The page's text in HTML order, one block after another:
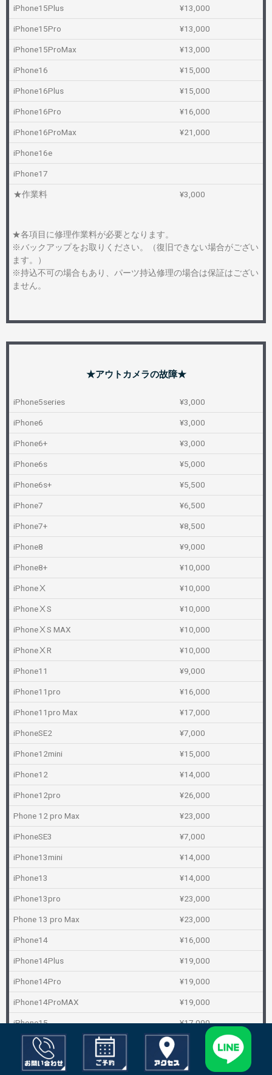
iPhone15Plus ¥13,000
iPhone15Pro ¥13,000
iPhone15ProMax ¥13,000
iPhone16 ¥15,000
iPhone16Plus ¥15,000
iPhone16Pro ¥16,000
iPhone16ProMax ¥21,000
iPhone16e
iPhone17
★作業料 ¥3,000
★各項目に修理作業料が必要となります。
※バックアップをお取りください。（復旧できない場合がござい
ます。）
※持込不可の場合もあり、パーツ持込修理の場合は保証はござい
ません。
★アウトカメラの故障★
iPhone5series ¥3,000
iPhone6 ¥3,000
iPhone6+ ¥3,000
iPhone6s ¥5,000
iPhone6s+ ¥5,500
iPhone7 ¥6,500
iPhone7+ ¥8,500
iPhone8 ¥9,000
iPhone8+ ¥10,000
iPhoneⅩ ¥10,000
iPhoneⅩS ¥10,000
iPhoneⅩS MAX ¥10,000
iPhoneⅩR ¥10,000
iPhone11 ¥9,000
iPhone11pro ¥16,000
iPhone11pro Max ¥17,000
iPhoneSE2 ¥7,000
iPhone12mini ¥15,000
iPhone12 ¥14,000
iPhone12pro ¥26,000
Phone 12 pro Max ¥23,000
iPhoneSE3 ¥7,000
iPhone13mini ¥14,000
iPhone13 ¥14,000
iPhone13pro ¥23,000
Phone 13 pro Max ¥23,000
iPhone14 ¥16,000
iPhone14Plus ¥19,000
iPhone14Pro ¥19,000
iPhone14ProMAX ¥19,000
iPhone15 ¥17,000
iPhone15Plus
iPhone15Pro ¥19,000